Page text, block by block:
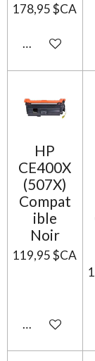
178,95 $CA
Ajouter au
HP
CE400X
(507X)
Compat
ible
Noir
119,95 $CA
Ajouter au